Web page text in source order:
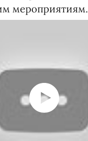
мероприятиям.